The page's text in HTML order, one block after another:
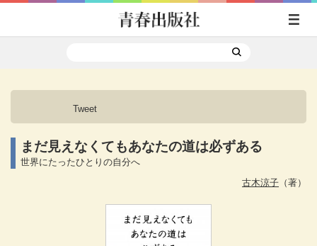
Tweet
まだ見えなくてもあなたの道は必ずある
世界にたったひとりの自分へ
古木涼子 （著）